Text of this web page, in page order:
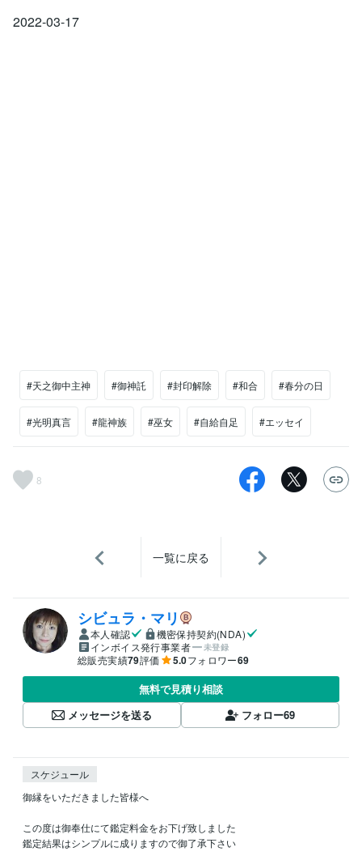
2022-03-17
#天之御中主神 #御神託 #封印解除 #和合 #春分の日
#光明真言 #龍神族 #巫女 #自給自足 #エッセイ
8
一覧に戻る
シビュラ・マリ
本人確認
機密保持契約(NDA)
インボイス発行事業者
未登録
総販売実績79評価 5.0フォロワー69
無料で見積り相談
メッセージを送る
フォロー69
スケジュール
御縁をいただきました皆様へ
この度は御奉仕にて鑑定料金をお下げ致しました
鑑定結果はシンプルに成りますので御了承下さい